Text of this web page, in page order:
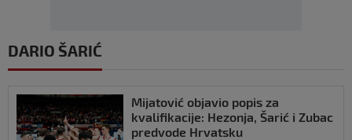
DARIO ŠARIĆ
Mijatović objavio popis za
kvalifikacije: Hezonja, Šarić i Zubac
predvode Hrvatsku